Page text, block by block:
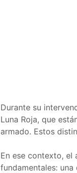
Durante su
Luna Roja, que
armado. Estos
En ese contexto, el
fundamentales: